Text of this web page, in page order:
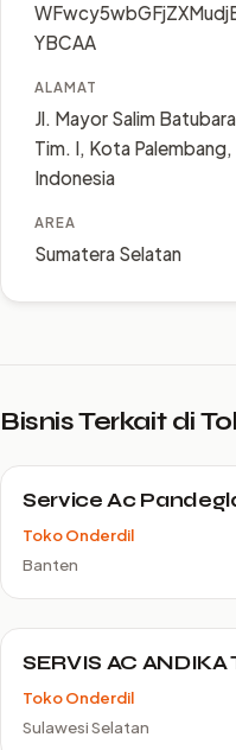
YBCAA
ALAMAT
Jl. Mayor Salim
Tim. I, Kota
Indonesia
AREA
Sumatera Selatan
Bisnis Terkait di
Service Ac
Toko Onderdil
Banten
SERVIS AC
Toko Onderdil
Sulawesi Selatan